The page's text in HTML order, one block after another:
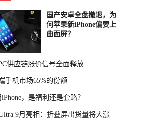
国产安卓全盘撤退，为
何苹果新iPhone偏要上
曲面屏？
供应链涨价信号全面释放
手机市场65%的份额
，是福利还是套路？
9月亮相：折叠屏出货量将大涨